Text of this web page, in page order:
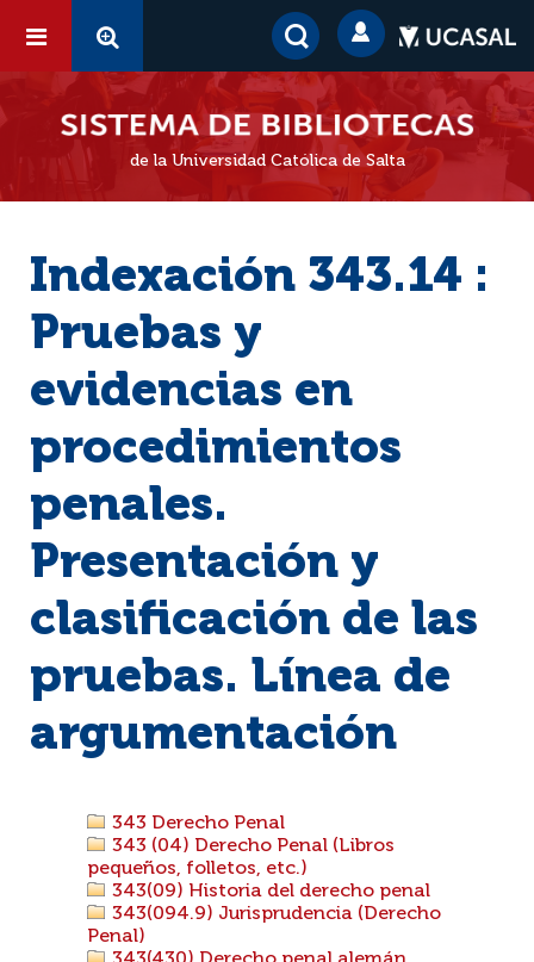
de la Universidad Católica de Salta
Indexación 343.14 :
Pruebas y
evidencias en
procedimientos
penales.
Presentación y
clasificación de las
pruebas. Línea de
argumentación
343 Derecho Penal
343 (04) Derecho Penal (Libros
pequeños, folletos, etc.)
343(09) Historia del derecho penal
343(094.9) Jurisprudencia (Derecho
Penal)